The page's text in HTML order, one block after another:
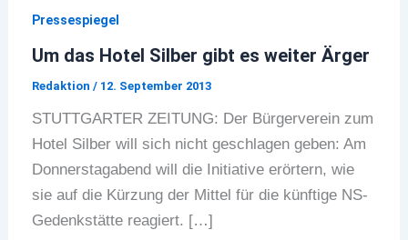
Pressespiegel
Um das Hotel Silber gibt es weiter Ärger
Redaktion / 12. September 2013
STUTTGARTER ZEITUNG: Der Bürgerverein zum
Hotel Silber will sich nicht geschlagen geben: Am
Donnerstagabend will die Initiative erörtern, wie
sie auf die Kürzung der Mittel für die künftige NS-
Gedenkstätte reagiert. […]